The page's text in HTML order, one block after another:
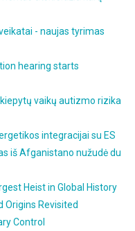
- naujas tyrimas
hearing starts
vaikų autizmo rizika
integracijai su ES
iš Afganistano nužudė du
Heist in Global History
Origins Revisited
Control